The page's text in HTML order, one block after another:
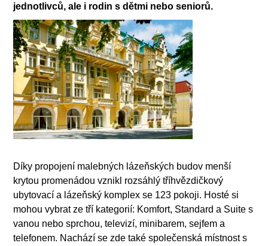
jednotlivců, ale i rodin s dětmi nebo seniorů.
Díky propojení malebných lázeňských budov menší
krytou promenádou vznikl rozsáhlý tříhvězdičkový
ubytovací a lázeňský komplex se 123 pokoji. Hosté si
mohou vybrat ze tří kategorií: Komfort, Standard a Suite s
vanou nebo sprchou, televizí, minibarem, sejfem a
telefonem. Nachází se zde také společenská místnost s